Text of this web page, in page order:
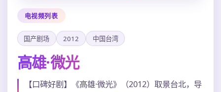
电视频列表
国产剧场 2012 中国台湾
高雄·微光
【口碑好剧】《高雄·微光》（2012）取景台北，导